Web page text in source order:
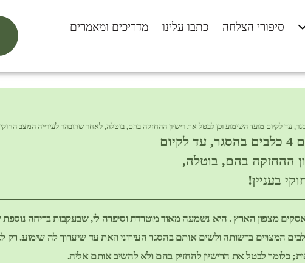
סיפורי הצלחה כתבו עלינו
מדריכים ומאמרים
החלטה של הוטרינר העירוני לשים 4 כלבים בהסגר, עד לקיום
ההחזקה בהם, בוטלה,
בעניין!
שבועות פנתה אלי בעלת 4 כלבי האסקים מצפון הארץ . היא נשמעה מאוד מוטרדת וסיפרה לי, שבעקבות
המצויים ברשותה ולשים אותם בהסגר העירוני וזאת עד שיערוך לה שימוע.
כלומר לבטל את הרישיון להחזיק בהם ולא להשיב אותם אליה.